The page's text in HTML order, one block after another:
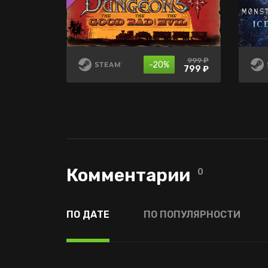
-20% 999 ₽
799 ₽
-75% 1799 ₽
449 ₽
нет в
продаже
Комментарии 0
ПО ДАТЕ ПО ПОПУЛЯРНОСТИ